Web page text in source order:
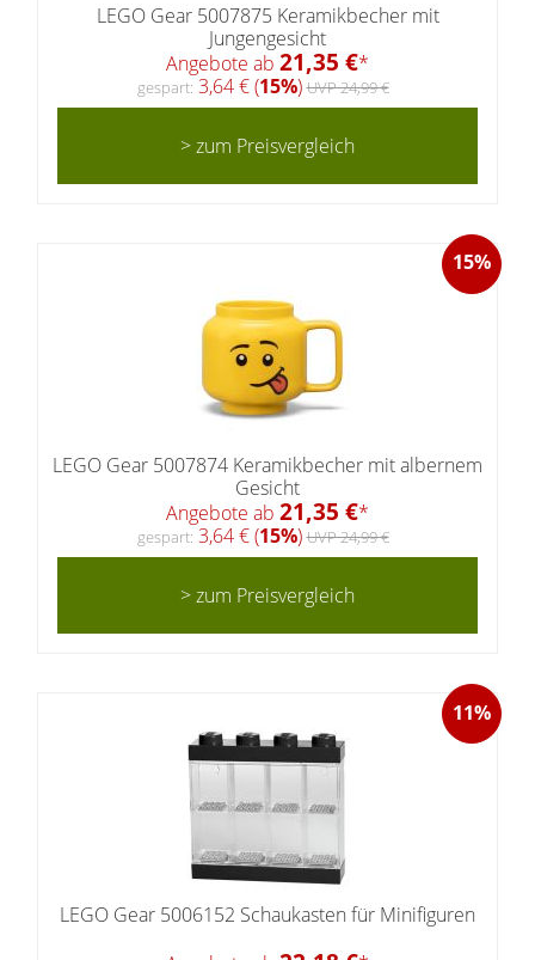
LEGO Gear 5007875 Keramikbecher mit
Jungengesicht
Angebote ab 21,35 €*
gespart: 3,64 € (15%)UVP 24,99 €
> zum Preisvergleich
15%
LEGO Gear 5007874 Keramikbecher mit albernem
Gesicht
Angebote ab 21,35 €*
gespart: 3,64 € (15%)UVP 24,99 €
> zum Preisvergleich
11%
LEGO Gear 5006152 Schaukasten für Minifiguren